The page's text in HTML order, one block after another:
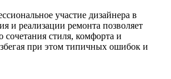
участие дизайнера в
и реализации ремонта позволяет
сочетания стиля, комфорта и
при этом типичных ошибок и